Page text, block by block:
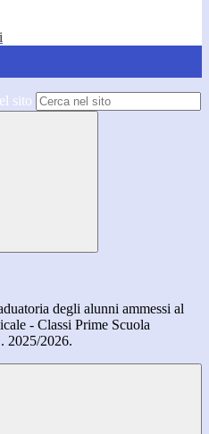
sito
degli alunni ammessi al
- Classi Prime Scuola
2025/2026.